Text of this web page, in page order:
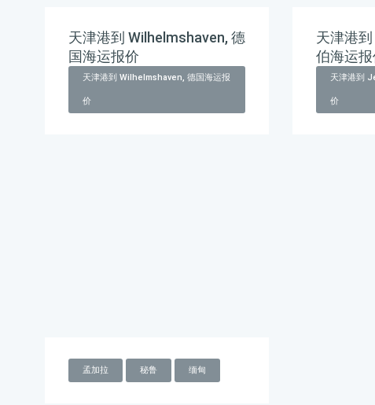
天津港到 Wilhelmshaven, 德
国海运报价
天津港到 Wilhelmshaven, 德国海运报
价
天津港
伯海运报
天津港到
价
孟加拉 秘鲁 缅甸